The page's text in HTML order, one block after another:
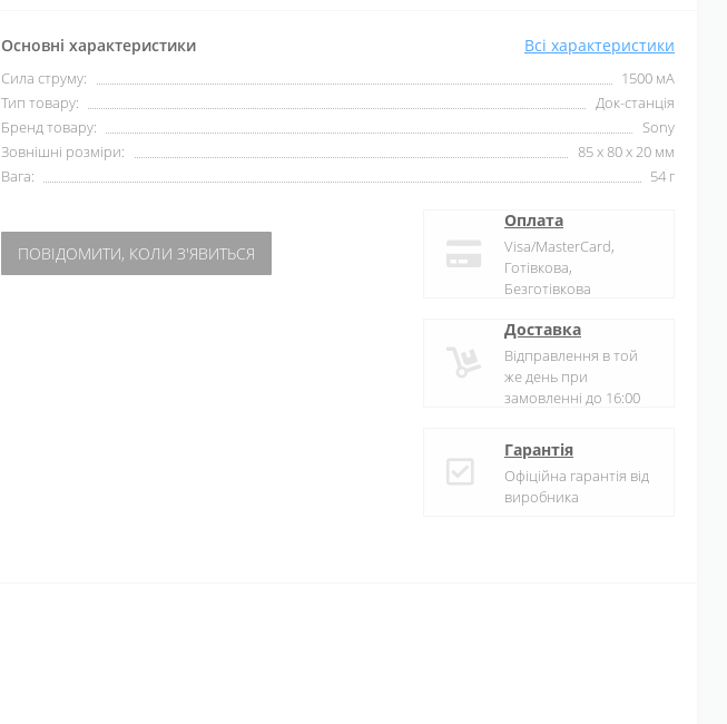
Основні характеристики Всі характеристики
Сила струму:
1500 мА
Тип товару:
Док-станція
Бренд товару:
Sony
Зовнішні розміри:
85 x 80 x 20 мм
Вага:
54 г
ПОВІДОМИТИ, КОЛИ З'ЯВИТЬСЯ
Оплата
Visa/MasterCard,
Готівкова,
Безготівкова
Доставка
Відправлення в той
же день при
замовленні до 16:00
Гарантія
Офіційна гарантія від
виробника